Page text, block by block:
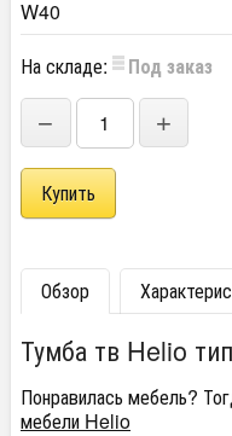
W40
На складе:
Под заказ
− +
Обзор
Тумба тв Helio
Понравилась мебель?
мебели Helio